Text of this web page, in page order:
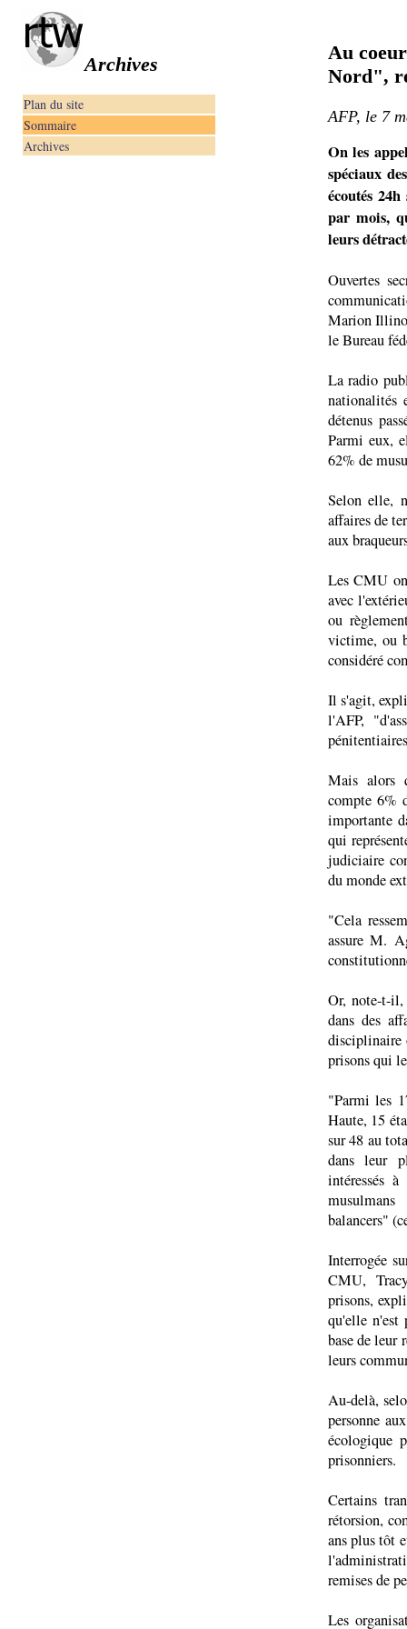
Archives
Plan du site
Sommaire
Archives
Au
Nord",
AFP, le 7
On les
spéciaux
écoutés
par mois,
leurs
Ouvertes
Marion
le Bureau
La radio
nationalités
détenus
Parmi eux,
62% de
Selon elle,
affaires de
aux
Les CMU
avec
ou
victime, ou
considéré
Il s'agit,
l'AFP,
Mais alors
compte 6%
importante
qui
judiciaire
du monde
"Cela
assure M.
Or, note-t-il,
dans des
disciplinaire
prisons qui
"Parmi les
Haute, 15
sur 48 au
dans leur
intéressés
balancers"
Interrogée
CMU,
prisons,
qu'elle n'est
base de leur
leurs
Au-delà,
personne
écologique
prisonniers.
Certains
rétorsion,
ans plus tôt
remises de
Les